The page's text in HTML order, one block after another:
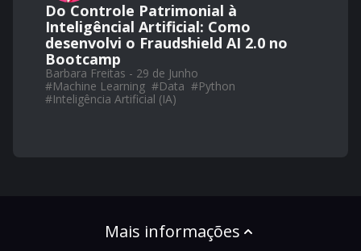
Do Controle Patrimonial à
Inteligêncial Artificial: Como
desenvolvi o Fraudshield AI 2.0 no
Bootcamp
Barbara Freitas - 29 de Junho
#Machine Learning #Data #Python
#Inteligência Artificial (IA)
Mais informações